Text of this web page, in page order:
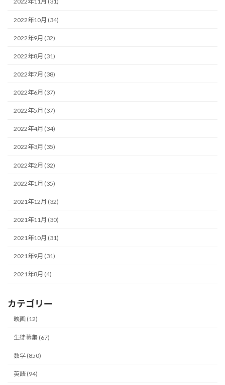
2022年10月 (34)
2022年9月 (32)
2022年8月 (31)
2022年7月 (38)
2022年6月 (37)
2022年5月 (37)
2022年4月 (34)
2022年3月 (35)
2022年2月 (32)
2022年1月 (35)
2021年12月 (32)
2021年11月 (30)
2021年10月 (31)
2021年9月 (31)
2021年8月 (4)
カテゴリー
映画 (12)
生徒募集 (67)
数学 (850)
英語 (94)